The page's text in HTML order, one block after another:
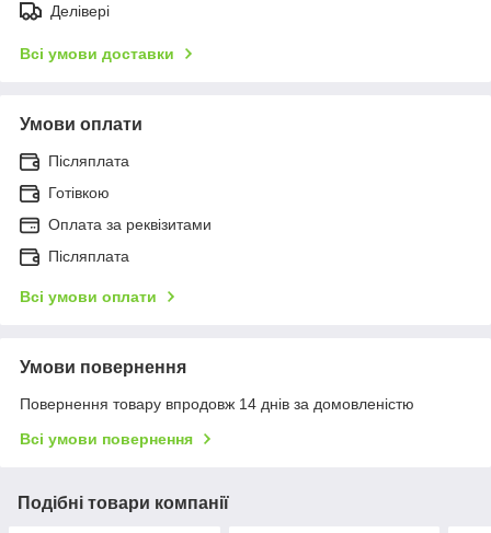
Делівері
Всі умови доставки
Умови оплати
Післяплата
Готівкою
Оплата за реквізитами
Післяплата
Всі умови оплати
Умови повернення
Повернення товару впродовж 14 днів за домовленістю
Всі умови повернення
Подібні товари компанії